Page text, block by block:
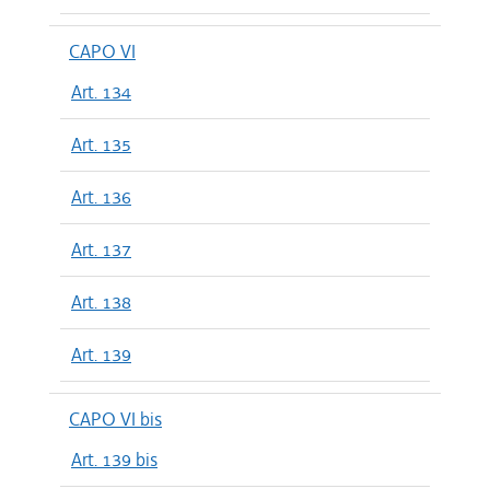
CAPO VI
Art. 134
Art. 135
Art. 136
Art. 137
Art. 138
Art. 139
CAPO VI bis
Art. 139 bis